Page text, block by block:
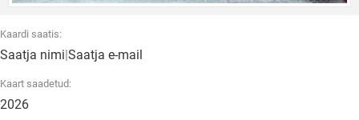
Kaardi saatis:
Saatja nimi|Saatja e-mail
Kaart saadetud:
2026